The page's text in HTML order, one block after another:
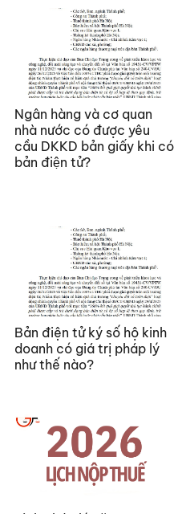
Ngân hàng và cơ quan
nhà nước có được yêu
cầu DKKD bản giấy khi có
bản điện tử?
Bản điện tử ký số hộ kinh
doanh có giá trị pháp lý
như thế nào?